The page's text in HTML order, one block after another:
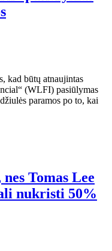
kad būtų atnaujintas
(WLFI) pasiūlymas
paramos po to, kai
Tomas Lee
nukristi 50%